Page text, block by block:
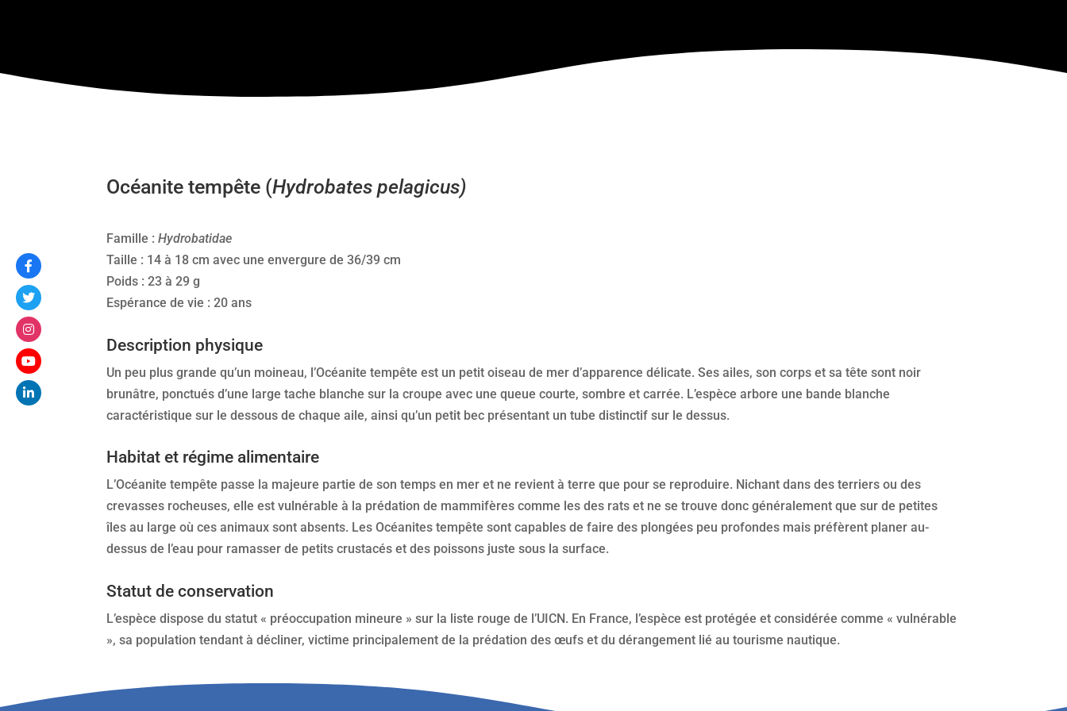
Océanite tempête (Hydrobates pelagicus)
Famille :Hydrobatidae
Taille : 14 à 18 cm avec une envergure de 36/39 cm
Poids : 23 à 29 g
Espérance de vie : 20 ans
Description physique
Un peu plus grande qu’un moineau, l’Océanite tempête est un petit oiseau de mer d’apparence délicate. Ses ailes, son corps et sa tête sont noir
brunâtre, ponctués d’une large tache blanche sur la croupe avec une queue courte, sombre et carrée. L’espèce arbore une bande blanche
caractéristique sur le dessous de chaque aile, ainsi qu’un petit bec présentant un tube distinctif sur le dessus.
Habitat et régime alimentaire
L’Océanite tempête passe la majeure partie de son temps en mer et ne revient à terre que pour se reproduire. Nichant dans des terriers ou des
crevasses rocheuses, elle est vulnérable à la prédation de mammifères comme les des rats et ne se trouve donc généralement que sur de petites
îles au large où ces animaux sont absents. Les Océanites tempête sont capables de faire des plongées peu profondes mais préfèrent planer au-
dessus de l’eau pour ramasser de petits crustacés et des poissons juste sous la surface.
Statut de conservation
L’espèce dispose du statut « préoccupation mineure » sur la liste rouge de l’UICN. En France, l’espèce est protégée et considérée comme « vulnérable
», sa population tendant à décliner, victime principalement de la prédation des œufs et du dérangement lié au tourisme nautique.